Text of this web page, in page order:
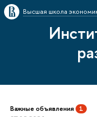
Высшая школа
Важные объявления 1